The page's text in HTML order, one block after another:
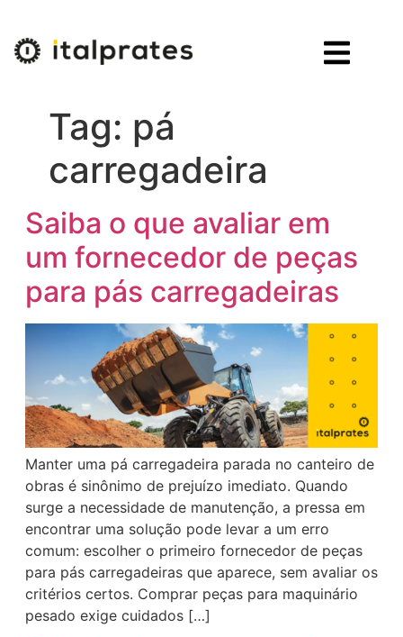
Tag: pá
carregadeira
Saiba o que avaliar em
um fornecedor de peças
para pás carregadeiras
Manter uma pá carregadeira parada no canteiro de
obras é sinônimo de prejuízo imediato. Quando
surge a necessidade de manutenção, a pressa em
encontrar uma solução pode levar a um erro
comum: escolher o primeiro fornecedor de peças
para pás carregadeiras que aparece, sem avaliar os
critérios certos. Comprar peças para maquinário
pesado exige cuidados […]